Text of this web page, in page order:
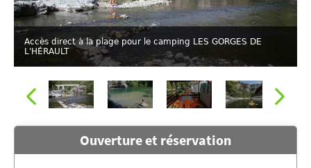
Accès direct à la plage pour le camping LES GORGES DE
L'HÉRAULT
Ouverture et réservation